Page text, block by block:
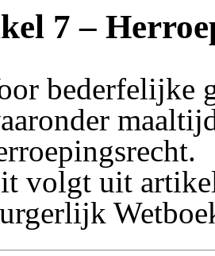
7 –
bederfelijke
volgt uit